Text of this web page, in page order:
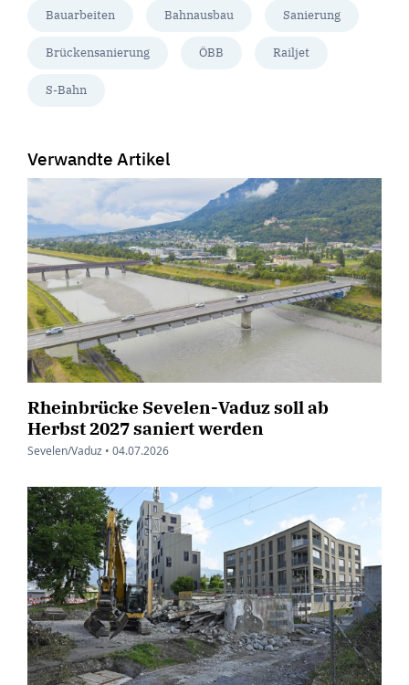
Bauarbeiten Bahnausbau Sanierung
Brückensanierung ÖBB Railjet
S-Bahn
Verwandte Artikel
Rheinbrücke Sevelen-Vaduz soll ab
Herbst 2027 saniert werden
Sevelen/Vaduz • 04.07.2026